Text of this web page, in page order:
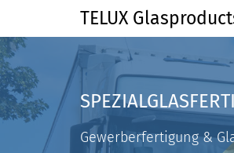
TELUX
Gewerberfertigung &